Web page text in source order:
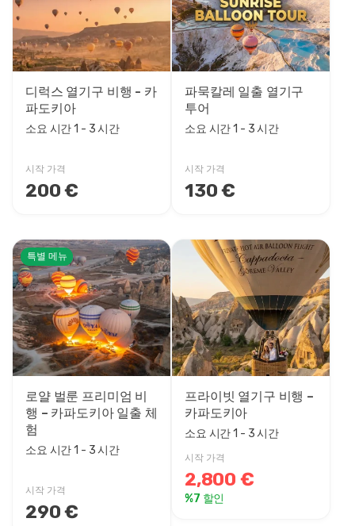
디럭스 열기구 비행 - 카
파도키아
소요 시간 1 - 3 시간
시작 가격
200 €
파묵칼레 일출 열기구
투어
소요 시간 1 - 3 시간
시작 가격
130 €
특별 메뉴
로얄 벌룬 프리미엄 비
행 – 카파도키아 일출 체
험
소요 시간 1 - 3 시간
시작 가격
290 €
프라이빗 열기구 비행 –
카파도키아
소요 시간 1 - 3 시간
시작 가격
2,800 €
%7 할인